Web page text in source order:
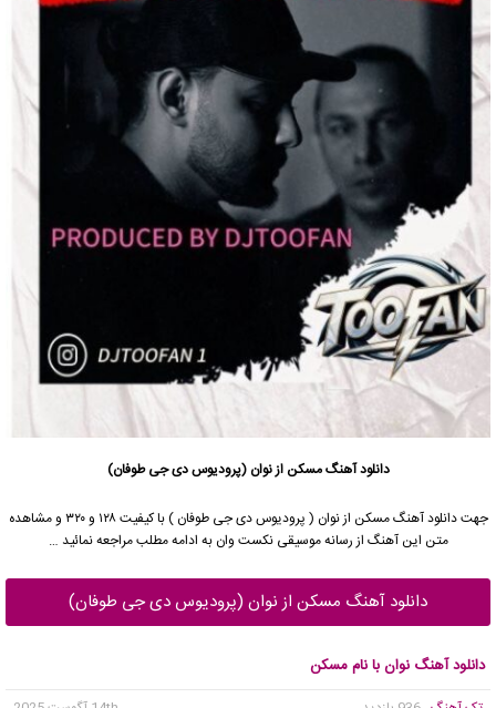
دانلود آهنگ مسکن از نوان (پرودیوس دی جی طوفان)
جهت دانلود آهنگ مسکن از نوان ( پرودیوس دی جی طوفان ) با کیفیت ۱۲۸ و ۳۲۰ و مشاهده
متن این آهنگ از رسانه موسیقی نکست وان به ادامه مطلب مراجعه نمائید …
دانلود آهنگ مسکن از نوان (پرودیوس دی جی طوفان)
دانلود آهنگ نوان با نام مسکن